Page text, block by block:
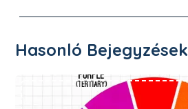
Hasonló Bejegyzések